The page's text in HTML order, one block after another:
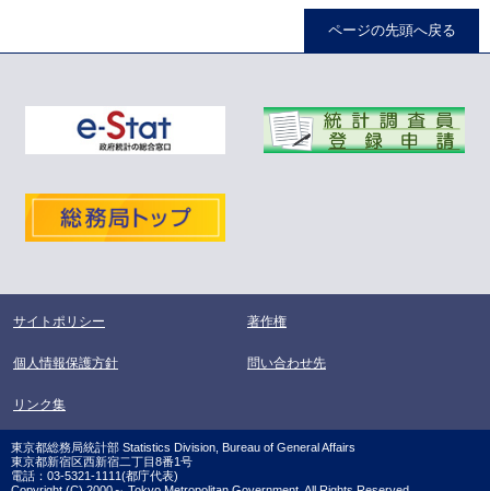
ページの先頭へ戻る
サイトポリシー 著作権
個人情報保護方針 問い合わせ先
リンク集
東京都総務局統計部 Statistics Division, Bureau of General Affairs
東京都新宿区西新宿二丁目8番1号
電話：03-5321-1111(都庁代表)